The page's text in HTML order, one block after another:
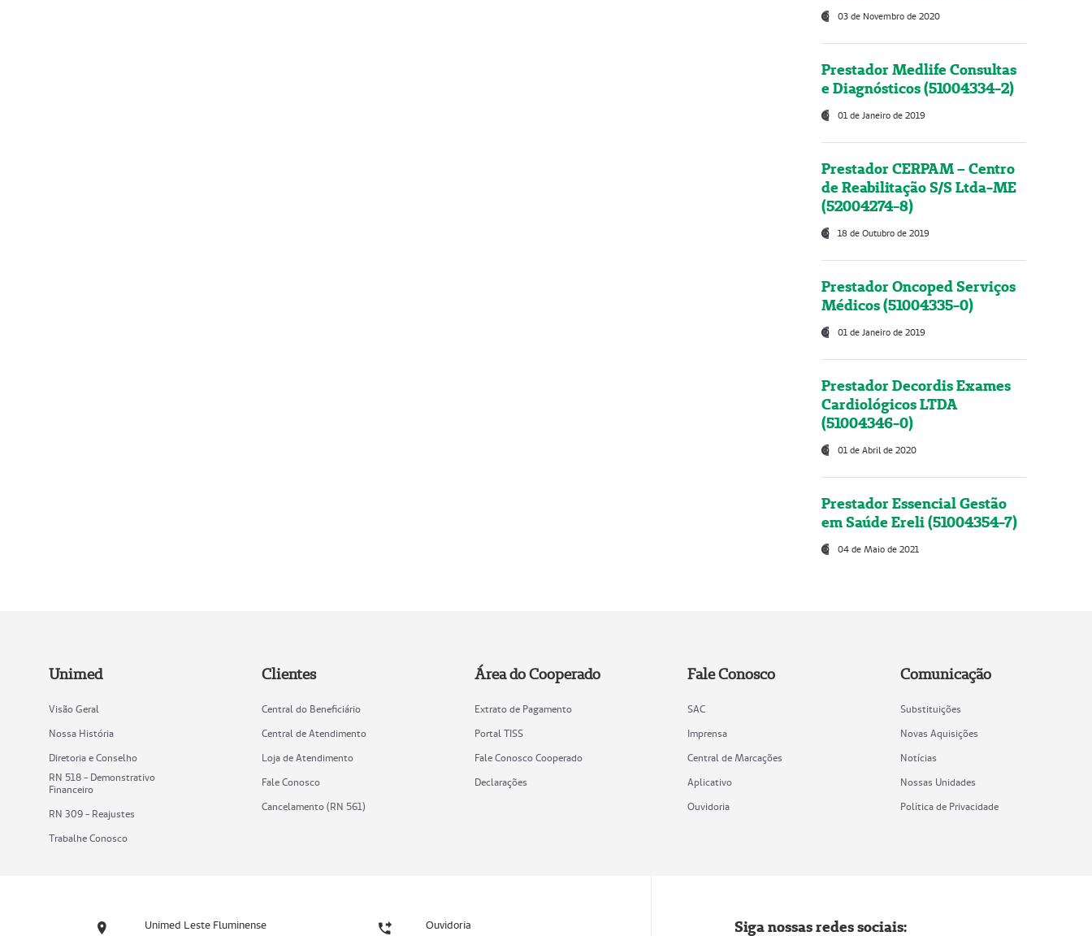
03 de Novembro de 2020
Prestador Medlife Consultas
e Diagnósticos (51004334-2)
01 de Janeiro de 2019
Prestador CERPAM – Centro
de Reabilitação S/S Ltda-ME
(52004274-8)
18 de Outubro de 2019
Prestador Oncoped Serviços
Médicos (51004335-0)
01 de Janeiro de 2019
Prestador Decordis Exames
Cardiológicos LTDA
(51004346-0)
01 de Abril de 2020
Prestador Essencial Gestão
em Saúde Ereli (51004354-7)
04 de Maio de 2021
Unimed
Visão Geral
Nossa História
Diretoria e Conselho
RN 518 - Demonstrativo
Financeiro
RN 309 - Reajustes
Trabalhe Conosco
Clientes
Central do Beneficiário
Central de Atendimento
Loja de Atendimento
Fale Conosco
Cancelamento (RN 561)
Área do Cooperado
Extrato de Pagamento
Portal TISS
Fale Conosco Cooperado
Declarações
Fale Conosco
SAC
Imprensa
Central de Marcações
Aplicativo
Ouvidoria
Comunicação
Substituições
Novas Aquisições
Notícias
Nossas Unidades
Política de Privacidade
Unimed Leste Fluminense Ouvidoria Siga nossas redes sociais: